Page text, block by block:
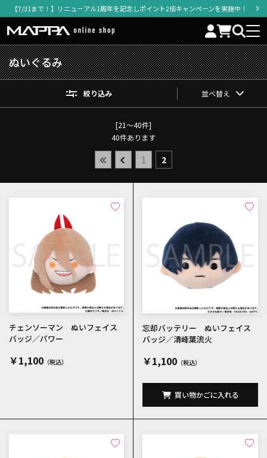
【7/31まで！】リニューアル1周年を記念しポイント2倍キャンペーンを実施中！
ぬいぐるみ
絞り込み 並べ替え
[21～40件]
40件あります
1 2
チェンソーマン ぬいフェイス
バッジ／パワー
￥1,100
忘却バッテリー ぬいフェイス
バッジ／清峰葉流火
￥1,100
買い物かごに入れる